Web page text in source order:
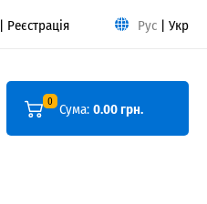
| Реєстрація Рус | Укр
0 Сума:0.00 грн.